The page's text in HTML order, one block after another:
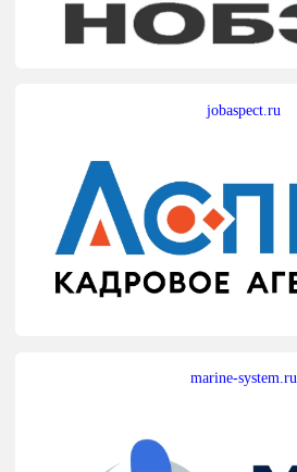
jobaspect.ru
marine-system.ru